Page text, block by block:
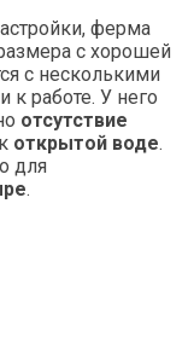
ферма
с хорошей
с несколькими
к работе. У него
отсутствие
открытой воде.
для
.